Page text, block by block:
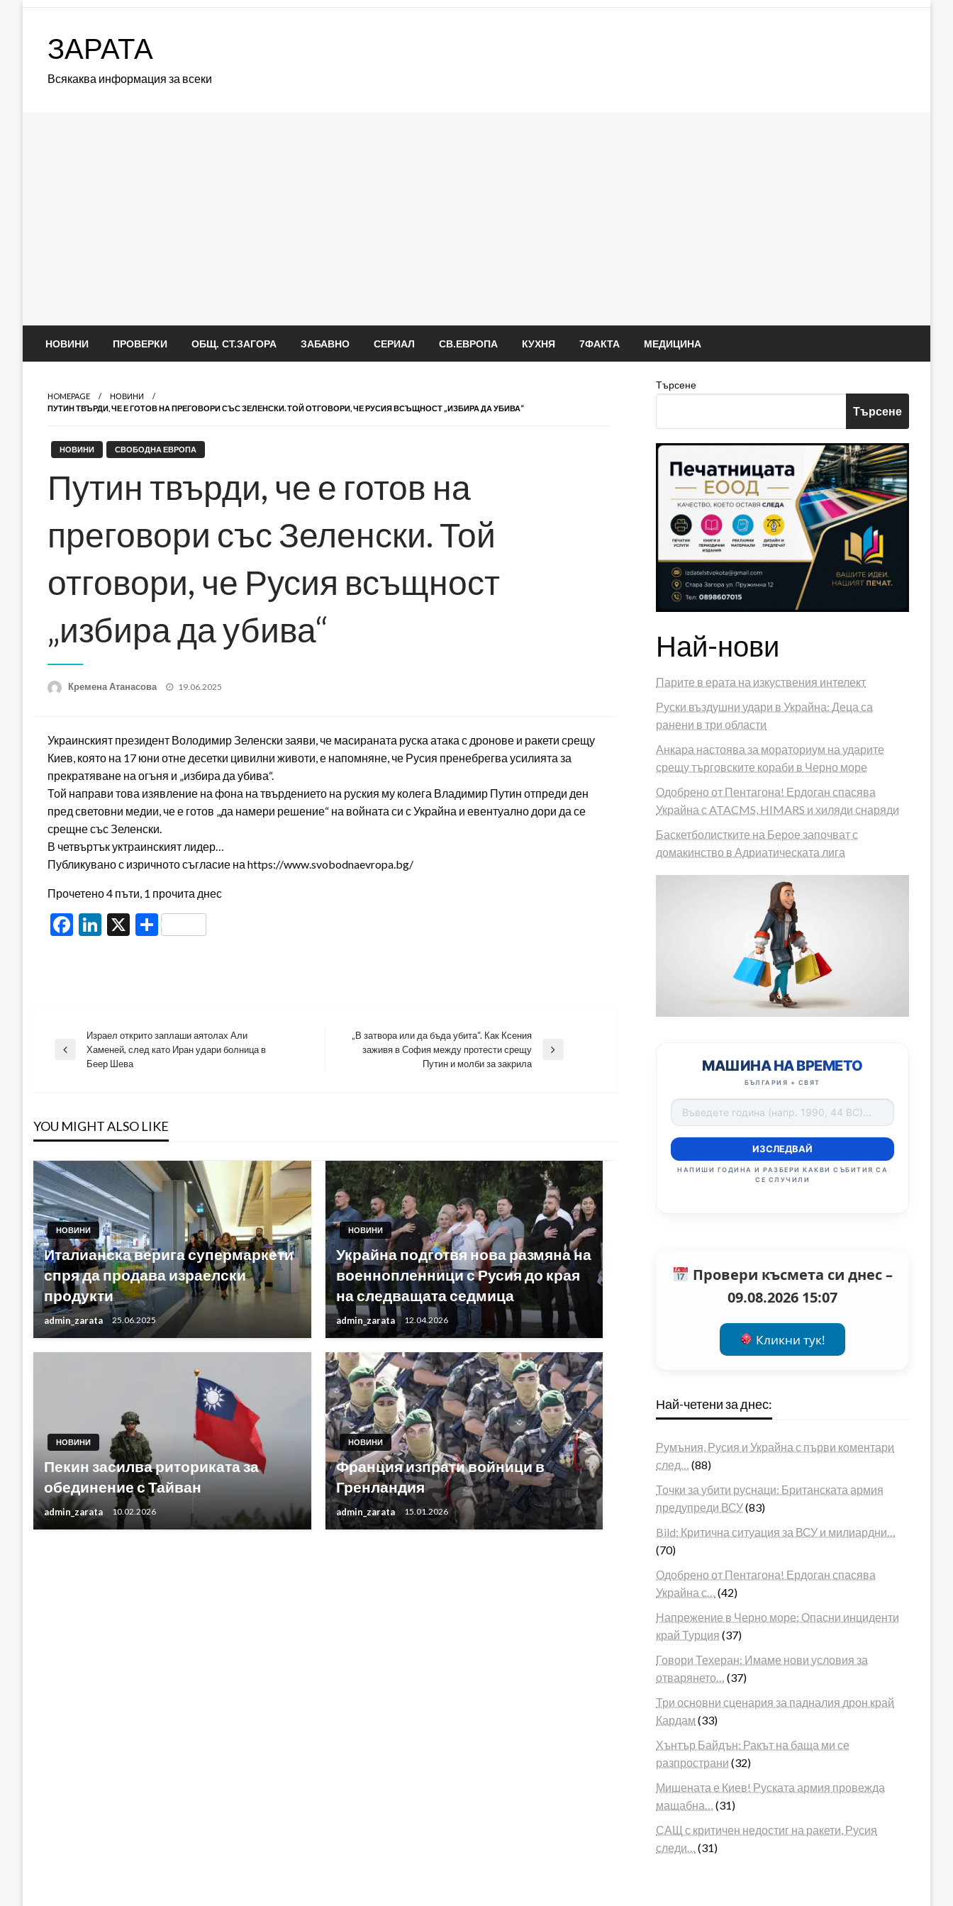
ЗАРАТА
Всякаква информация за всеки
НОВИНИ ПРОВЕРКИ ОБЩ. СТ.ЗАГОРА ЗАБАВНО СЕРИАЛ СВ.ЕВРОПА КУХНЯ 7ФАКТА МЕДИЦИНА
HOMEPAGE
НОВИНИ
ПУТИН ТВЪРДИ, ЧЕ Е ГОТОВ НА ПРЕГОВОРИ СЪС ЗЕЛЕНСКИ. ТОЙ ОТГОВОРИ, ЧЕ РУСИЯ ВСЪЩНОСТ „ИЗБИРА ДА УБИВА“
НОВИНИ СВОБОДНА ЕВРОПА
Путин твърди, че е готов на
преговори със Зеленски. Той
отговори, че Русия всъщност
„избира да убива“
Кремена Атанасова
Posted
19.06.2025
Украинският президент Володимир Зеленски заяви, че масираната руска атака с дронове и ракети срещу
Киев, която на 17 юни отне десетки цивилни животи, е напомняне, че Русия пренебрегва усилията за
прекратяване на огъня и „избира да убива“.
Той направи това изявление на фона на твърдението на руския му колега Владимир Путин отпреди ден
пред световни медии, че е готов „да намери решение“ на войната си с Украйна и евентуално дори да се
срещне със Зеленски.
В четвъртък уктраинският лидер…
Публикувано с изричното съгласие на https://www.svobodnaevropa.bg/
Прочетено 4 пъти, 1 прочита днес
Facebook
LinkedIn
X Share
Навигация
Previous
Израел открито заплаши аятолах Али
Хаменей, след като Иран удари болница в
Беер Шева
„В затвора или да бъда убита“. Как Ксения
заживя в София между протести срещу
Путин и молби за закрила
YOU MIGHT ALSO LIKE
НОВИНИ
Италианска верига супермаркети
спря да продава израелски
продукти
admin_zarata 25.06.2025
НОВИНИ
Украйна подготвя нова размяна на
военнопленници с Русия до края
на следващата седмица
admin_zarata 12.04.2026
НОВИНИ
Пекин засилва риториката за
обединение с Тайван
admin_zarata 10.02.2026
НОВИНИ
Франция изпрати войници в
Гренландия
admin_zarata 15.01.2026
Търсене
Търсене
Най-нови
Парите в ерата на изкуствения интелект
Руски въздушни удари в Украйна: Деца са
ранени в три области
Анкара настоява за мораториум на ударите
срещу търговските кораби в Черно море
Одобрено от Пентагона! Ердоган спасява
Украйна с ATACMS, HIMARS и хиляди снаряди
Баскетболистките на Берое започват с
домакинство в Адриатическата лига
МАШИНА НА ВРЕМЕТО
БЪЛГАРИЯ + СВЯТ
ИЗСЛЕДВАЙ
НАПИШИ ГОДИНА И РАЗБЕРИ КАКВИ СЪБИТИЯ СА
СЕ СЛУЧИЛИ
Провери късмета си днес –
09.08.2026 15:07
Кликни тук!
Най-четени за днес:
Румъния, Русия и Украйна с първи коментари
след…
(88)
Точки за убити руснаци: Британската армия
предупреди ВСУ(83)
Bild: Критична ситуация за ВСУ и милиардни…
(70)
Одобрено от Пентагона! Ердоган спасява
Украйна с…
(42)
Напрежение в Черно море: Опасни инциденти
край Турция (37)
Говори Техеран: Имаме нови условия за
отварянето…
(37)
Три основни сценария за падналия дрон край
Кардам (33)
Хънтър Байдън: Ракът на баща ми се
разпространи (32)
Мишената е Киев! Руската армия провежда
мащабна…
(31)
САЩ с критичен недостиг на ракети, Русия
следи…
(31)